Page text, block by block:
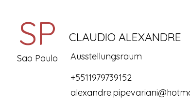
SP CLAUDIO ALEXANDRE
Ausstellungsraum
+5511979739152
Sao Paulo